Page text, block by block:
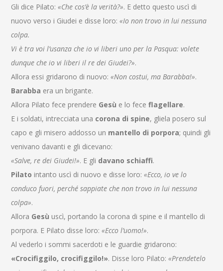
Gli dice Pilato:«Che cos’è la verità?». E detto questo uscì di
nuovo verso i Giudei e disse loro:«Io non trovo in lui nessuna
colpa.
Vi è tra voi l’usanza che io vi liberi uno per la Pasqua: volete
dunque che io vi liberi il re dei Giudei?».
Allora essi gridarono di nuovo:«Non costui, ma Barabba!».
Barabba era un brigante.
Allora Pilato fece prendere Gesù e lo feceflagellare.
E i soldati, intrecciata una corona di spine, gliela posero sul
capo e gli misero addosso un mantello di porpora; quindi gli
venivano davanti e gli dicevano:
«Salve, re dei Giudei!». E gli davano schiaffi.
Pilato intanto uscì di nuovo e disse loro:«Ecco, io ve lo
conduco fuori, perché sappiate che non trovo in lui nessuna
colpa».
Allora Gesù uscì, portando la corona di spine e il mantello di
porpora. E Pilato disse loro:«Ecco l’uomo!».
Al vederlo i sommi sacerdoti e le guardie gridarono:
«Crocifiggilo, crocifiggilo!». Disse loro Pilato:«Prendetelo